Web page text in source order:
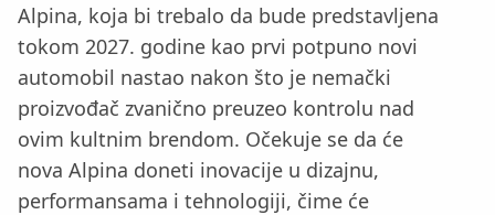
Alpina, koja bi trebalo da bude predstavljena
tokom 2027. godine kao prvi potpuno novi
automobil nastao nakon što je nemački
proizvođač zvanično preuzeo kontrolu nad
ovim kultnim brendom. Očekuje se da će
nova Alpina doneti inovacije u dizajnu,
performansama i tehnologiji, čime će